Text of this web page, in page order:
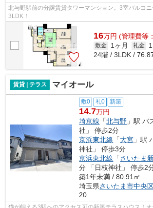
北与野駅前の分譲賃貸タワーマンション。3室バルコ
3LDK！
16万円 (管理費等
敷金 1ヶ月 礼金
24階 / 3LDK /
賃貸 | テラス マイオール
敷0 礼0 新築
14.7万円
埼京線 「北与野 」駅 バ
社」 停歩2分
京浜東北線 「大宮 」駅
神社」 停歩3分
京浜東北線 「さいたま
分 「日枝神社」 停歩2
築1年未満 / 80.91㎡
埼玉県さいたま市中央
20